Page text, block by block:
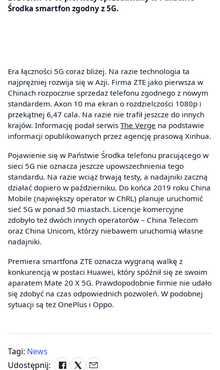
Środka smartfon zgodny z 5G.
Era łączności 5G coraz bliżej. Na razie technologia ta
najprężniej rozwija się w Azji. Firma ZTE jako pierwsza w
Chinach rozpocznie sprzedaż telefonu zgodnego z nowym
standardem. Axon 10 ma ekran o rozdzielczości 1080p i
przekątnej 6,47 cala. Na razie nie trafił jeszcze do innych
krajów. Informację podał serwis The Verge na podstawie
informacji opublikowanych przez agencję prasową Xinhua.
Pojawienie się w Państwie Środka telefonu pracującego w
sieci 5G nie oznacza jeszcze upowszechnienia tego
standardu. Na razie wciąż trwają testy, a nadajniki zaczną
działać dopiero w październiku. Do końca 2019 roku China
Mobile (największy operator w ChRL) planuje uruchomić
sieć 5G w ponad 50 miastach. Licencje komercyjne
zdobyło też dwóch innych operatorów – China Telecom
oraz China Unicom, którzy niebawem uruchomią własne
nadajniki.
Premiera smartfona ZTE oznacza wygraną walkę z
konkurencją w postaci Huawei, który spóźnił się ze swoim
aparatem Mate 20 X 5G. Prawdopodobnie firmie nie udało
się zdobyć na czas odpowiednich pozwoleń. W podobnej
sytuacji są też OnePlus i Oppo.
Tagi: News
Udostępnij: